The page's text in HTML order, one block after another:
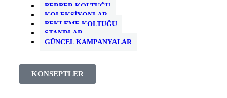
BERBER KOLTUĞU
KOLEKSIYONLAR
BEKLEME KOLTUĞU
STANDLAR
GÜNCEL KAMPANYALAR
KONSEPTLER